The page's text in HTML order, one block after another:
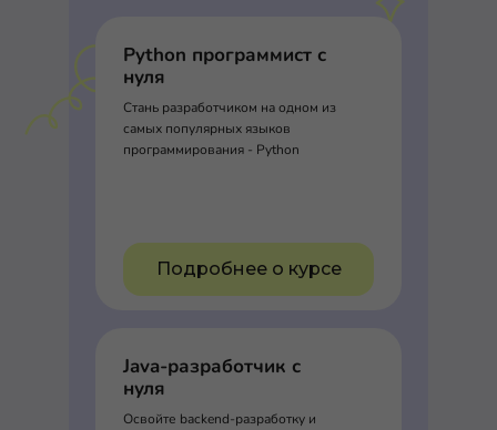
Python программист с
нуля
Стань разработчиком на одном из
самых популярных языков
программирования - Python
Подробнее о курсе
Java-разработчик с
нуля
Освойте backend-разработку и